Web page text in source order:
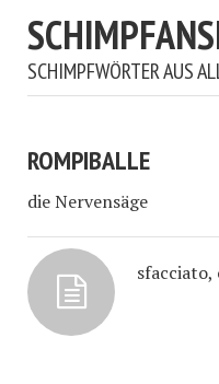
SCHIMPFWÖRTER AUS
ROMPIBALLE
die Nervensäge
sfacciato,